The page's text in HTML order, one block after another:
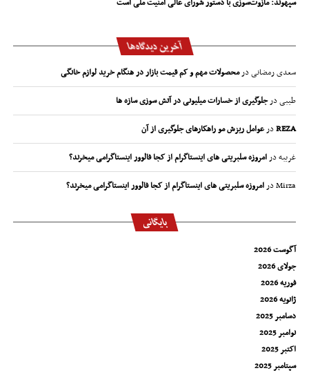
سپهوند:‌ مازوت‌سوزی با دستور شورای عالی امنیت ملی است
آخرین دیدگاه‌ها
سعدی رمضانیدرمحصولات مهم و کم قیمت بازار در هنگام خرید لوازم خانگی
طیبیدرجلوگیری از خسارات میلیونی در آتش سوزی سازه ها
REZAدرعوامل ریزش مو راهکارهای جلوگیری از آن
غریبهدرامروزه سلبریتی های اینستاگرام از کجا فالوور اینستاگرامی میخرند؟
Mirzaدرامروزه سلبریتی های اینستاگرام از کجا فالوور اینستاگرامی میخرند؟
بایگانی
آگوست 2026
جولای 2026
فوریه 2026
ژانویه 2026
دسامبر 2025
نوامبر 2025
اکتبر 2025
سپتامبر 2025